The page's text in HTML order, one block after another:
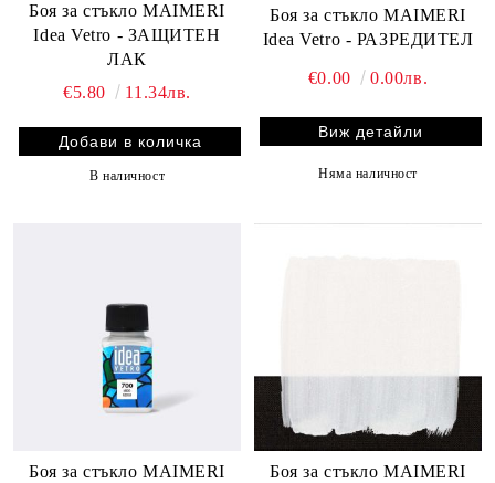
Боя за стъкло MAIMERI
Idea Vetro - ЗАЩИТЕН
ЛАК
€5.80
11.34лв.
В наличност
Боя за стъкло MAIMERI
Idea Vetro - РАЗРЕДИТЕЛ
€0.00 0.00лв.
Виж детайли
Няма наличност
Боя за стъкло MAIMERI
Боя за стъкло MAIMERI